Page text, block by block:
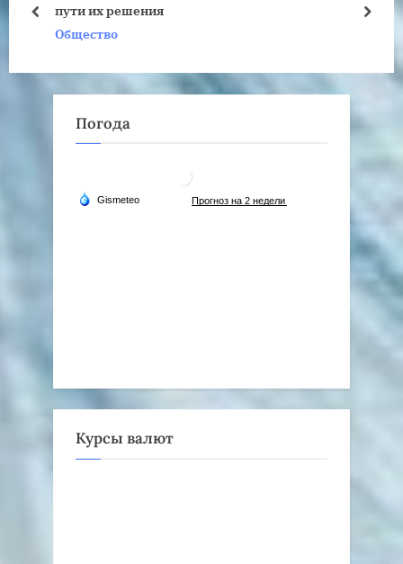
o
t
:
пути их решения
Общество
prev next
Погода
Курсы валют